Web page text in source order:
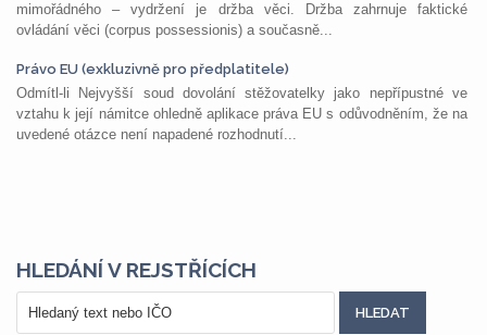
mimořádného – vydržení je držba věci. Držba zahrnuje faktické
ovládání věci (corpus possessionis) a současně...
Právo EU (exkluzivně pro předplatitele)
Odmítl-li Nejvyšší soud dovolání stěžovatelky jako nepřípustné ve
vztahu k její námitce ohledně aplikace práva EU s odůvodněním, že na
uvedené otázce není napadené rozhodnutí...
HLEDÁNÍ V REJSTŘÍCÍCH